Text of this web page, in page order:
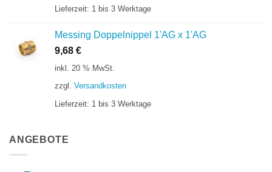
Lieferzeit: 1 bis 3 Werktage
Messing Doppelnippel 1'AG x 1'AG
9,68 €
inkl. 20 % MwSt.
zzgl. Versandkosten
Lieferzeit: 1 bis 3 Werktage
ANGEBOTE